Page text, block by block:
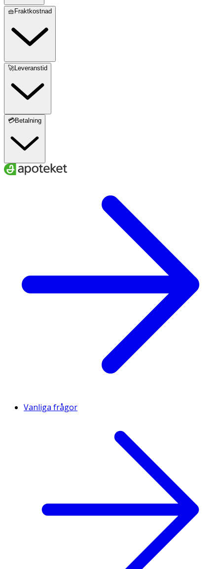
🧺Fraktkostnad
🚀Leveranstid
💳Betalning
Vanliga frågor